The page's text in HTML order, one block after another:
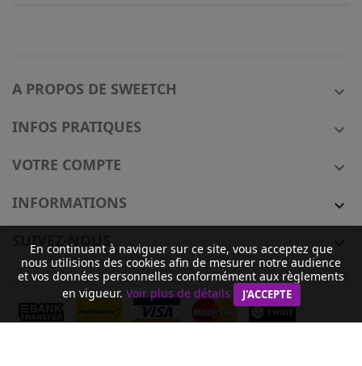
A PROPOS DE SWEETCH

INFOS PRATIQUES

VOTRE COMPTE

INFORMATIONS

SUIVEZ-NOUS

En continuant à naviguer sur ce site, vous acceptez que
nous utilisions des cookies afin de mesurer notre audience
et vos données personnelles conformément aux règlements
en vigueur. Voir plus de détails J'ACCEPTE